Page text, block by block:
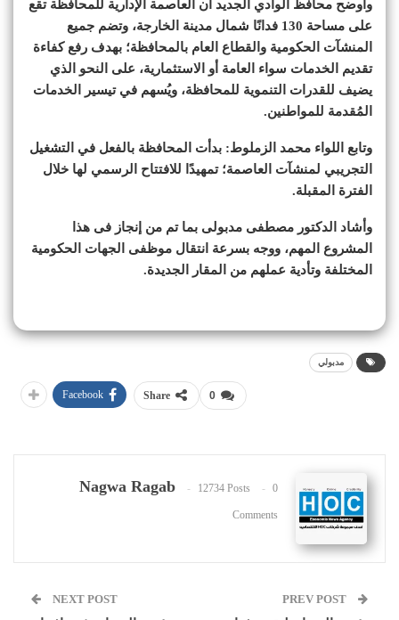
وأوضح محافظ الوادي الجديد أن العاصمة الإدارية للمحافظة تقع
على مساحة 130 فدانًا شمال مدينة الخارجة، وتضم جميع
المنشآت الحكومية والقطاع العام بالمحافظة؛ بهدف رفع كفاءة
تقديم الخدمات سواء العامة أو الاستثمارية، على النحو الذي
يضيف للقدرات التنموية للمحافظة، ويُسهم في تيسير الخدمات
المُقدمة للمواطنين.
وتابع اللواء محمد الزملوط: بدأت المحافظة بالفعل في التشغيل
التجريبي لمنشآت العاصمة؛ تمهيدًا للافتتاح الرسمي لها خلال
الفترة المقبلة.
وأشاد الدكتور مصطفى مدبولى بما تم من إنجاز فى هذا
المشروع المهم، ووجه بسرعة انتقال موظفى الجهات الحكومية
المختلفة وتأدية عملهم من المقار الجديدة.
مدبولي
0
Share
Facebook
Nagwa Ragab 12734 Posts 0
Comments
NEXT POST